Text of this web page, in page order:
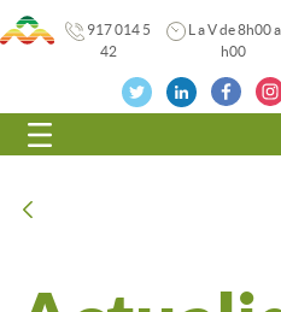
917 014 5
42
L a V de 8h00
h00